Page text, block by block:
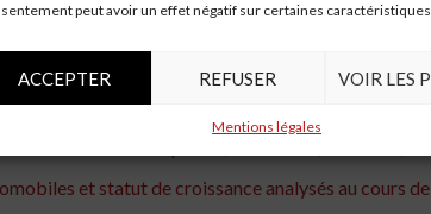
peut avoir un effet négatif sur certaines
ACCEPTER REFUSER VOIR LES
Mentions légales
embarqués automobiles 2018-2022
| Continental, Robert Bosch, Omron Group,
d'impact du COVID-19, croissance, demande,
l'automobile 2020 | Taille, croissance, demande,
et statut de croissance analysés au cours